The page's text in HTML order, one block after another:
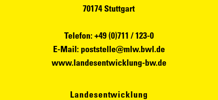
70174 Stuttgart
Telefon: +49 (0)711 / 123-0
E-Mail: poststelle@mlw.bwl.de
www.landesentwicklung-bw.de
Landesentwicklung